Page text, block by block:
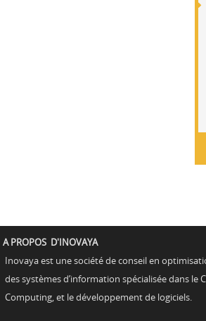
A PROPOS D'INOVAYA
Inovaya est une société de conseil en
des systèmes d’information spécialisée dans le
Computing, et le développement de logiciels.